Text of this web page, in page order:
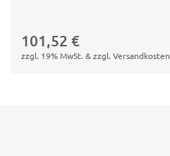
101,52 €
zzgl. 19% MwSt. & zzgl. Versandkosten